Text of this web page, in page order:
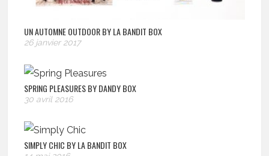
UN AUTOMNE OUTDOOR BY LA BANDIT BOX
26 janvier 2017
SPRING PLEASURES BY DANDY BOX
30 avril 2016
SIMPLY CHIC BY LA BANDIT BOX